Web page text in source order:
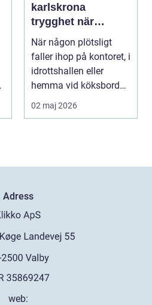
karlskrona
trygghet när
sekunderna räknas
När någon plötsligt
faller ihop på kontoret, i
idrottshallen eller
hemma vid köksbordet
finns det ba...
02 maj 2026
Adress
web: